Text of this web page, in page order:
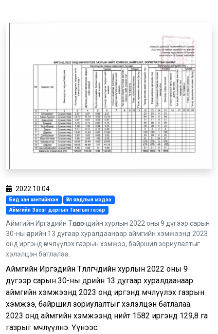
2022.10.04
Бид хан хэнтийнхэн
Үйл явдлын мэдээ
Аймгийн Засаг даргын Тамгын газар
Аймгийн Иргэдийн Төлөөлөгчдийн хурлын 2022 оны 9 дүгээр сарын
30-ны өдрийн 13 дугаар хуралдаанаар аймгийн хэмжээнд 2023
онд иргэнд өмчлүүлэх газрын хэмжээ, байршил зориулалтыг
хэлэлцэн батлалаа.
Аймгийн Иргэдийн Төлөөлөгчдийн хурлын 2022 оны 9
дүгээр сарын 30-ны өдрийн 13 дугаар хуралдаанаар
аймгийн хэмжээнд 2023 онд иргэнд өмчлүүлэх газрын
хэмжээ, байршил зориулалтыг хэлэлцэн батлалаа.
2023 онд аймгийн хэмжээнд нийт 1582 иргэнд 129,8 га
газрыг өмчлүүлнэ. Үүнээс: